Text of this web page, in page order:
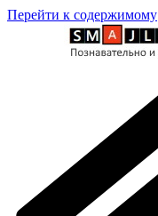
Перейти к содержимому